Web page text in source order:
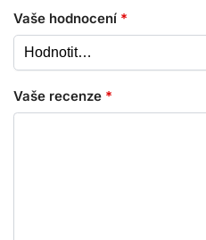
Vaše hodnocení *
Vaše recenze *